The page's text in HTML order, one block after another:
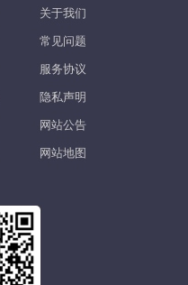
关于我们
常见问题
服务协议
隐私声明
网站公告
网站地图